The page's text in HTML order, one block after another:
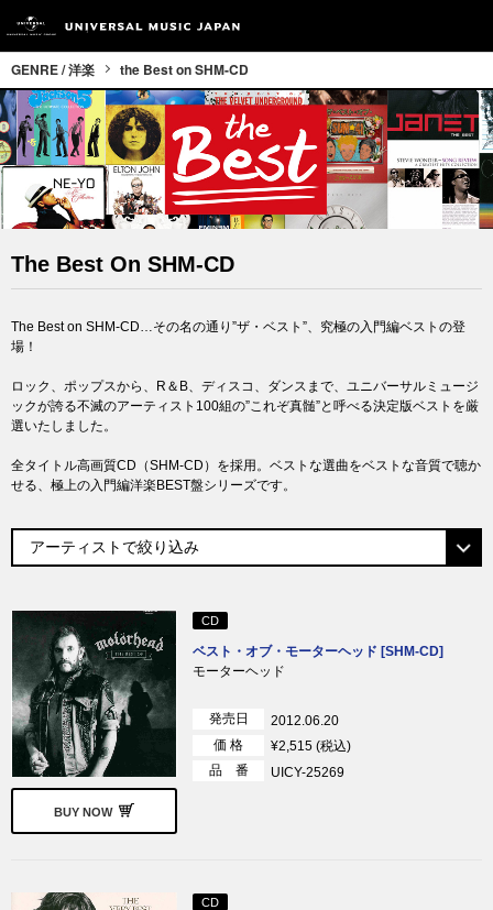
GENRE / 洋楽 the Best on SHM-CD
The Best On SHM-CD
The Best on SHM-CD…その名の通り”ザ・ベスト”、究極の入門編ベストの登
場！
ロック、ポップスから、R＆B、ディスコ、ダンスまで、ユニバーサルミュージ
ックが誇る不滅のアーティスト100組の”これぞ真髄”と呼べる決定版ベストを厳
選いたしました。
全タイトル高画質CD（SHM-CD）を採用。ベストな選曲をベストな音質で聴か
せる、極上の入門編洋楽BEST盤シリーズです。
BUY NOW
CD
ベスト・オブ・モーターヘッド [SHM-CD]
モーターヘッド
発売日
2012.06.20
価 格
¥2,515 (税込)
品 番
UICY-25269
CD